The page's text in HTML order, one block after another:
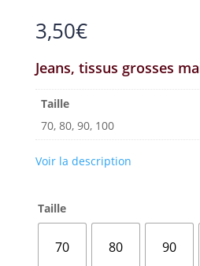
3,50€
Jeans, tissus grosses
Taille
70, 80, 90, 100
Voir la description
Taille
70 80 90